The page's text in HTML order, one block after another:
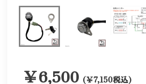
￥6,500 (￥7,150税込)